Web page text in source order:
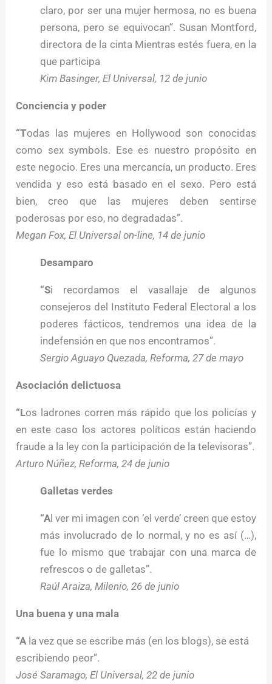
claro, por ser una mujer hermosa, no es buena
persona, pero se equivocan”. Susan Montford,
directora de la cinta Mientras estés fuera, en la
que participa
Kim Basinger, El Universal, 12 de junio
Conciencia y poder
“Todas las mujeres en Hollywood son conocidas
como sex symbols. Ese es nuestro propósito en
este negocio. Eres una mercancía, un producto. Eres
vendida y eso está basado en el sexo. Pero está
bien, creo que las mujeres deben sentirse
poderosas por eso, no degradadas”.
Megan Fox, El Universal on-line, 14 de junio
Desamparo
“Si recordamos el vasallaje de algunos
consejeros del Instituto Federal Electoral a los
poderes fácticos, tendremos una idea de la
indefensión en que nos encontramos”.
Sergio Aguayo Quezada, Reforma, 27 de mayo
Asociación delictuosa
“Los ladrones corren más rápido que los policías y
en este caso los actores políticos están haciendo
fraude a la ley con la participación de la televisoras”.
Arturo Núñez, Reforma, 24 de junio
Galletas verdes
“Al ver mi imagen con ‘el verde’ creen que estoy
más involucrado de lo normal, y no es así (…),
fue lo mismo que trabajar con una marca de
refrescos o de galletas”.
Raúl Araiza, Milenio, 26 de junio
Una buena y una mala
“A la vez que se escribe más (en los blogs), se está
escribiendo peor”.
José Saramago, El Universal, 22 de junio